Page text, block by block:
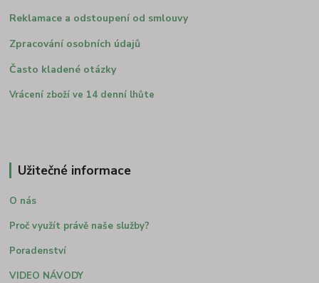
Reklamace a odstoupení od smlouvy
Zpracování osobních údajů
Často kladené otázky
Vrácení zboží ve 14 denní lhůte
Užitečné informace
O nás
Proč využít právě naše služby?
Poradenství
VIDEO NÁVODY